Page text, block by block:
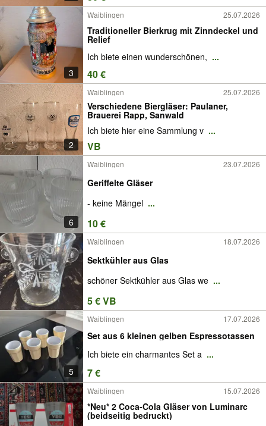
3
Waiblingen 25.07.2026
Traditioneller Bierkrug mit Zinndeckel und
Relief
Ich biete einen wunderschönen, ...
40 €
2
Waiblingen 25.07.2026
Verschiedene Biergläser: Paulaner,
Brauerei Rapp, Sanwald
Ich biete hier eine Sammlung v ...
VB
6
Waiblingen 23.07.2026
Geriffelte Gläser
- keine Mängel ...
10 €
Waiblingen 18.07.2026
Sektkühler aus Glas
schöner Sektkühler aus Glas we ...
5 € VB
5
Waiblingen 17.07.2026
Set aus 6 kleinen gelben Espressotassen
Ich biete ein charmantes Set a ...
7 €
Waiblingen 15.07.2026
*Neu* 2 Coca-Cola Gläser von Luminarc
(beidseitig bedruckt)